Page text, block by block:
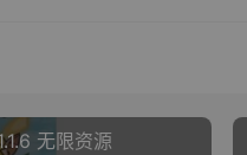
无限资源